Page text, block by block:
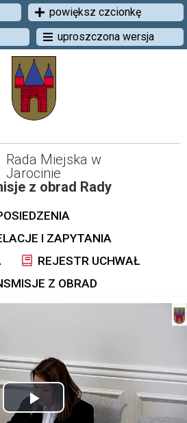
powiększ czcionkę
uproszczona wersja
Rada Miejska w
Jarocinie
z obrad Rady
I ZAPYTANIA
REJESTR UCHWAŁ
Z OBRAD
Play